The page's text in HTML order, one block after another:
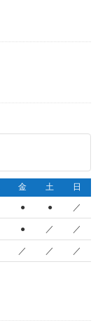
金 土 日
● ● ／
● ／ ／
／ ／ ／